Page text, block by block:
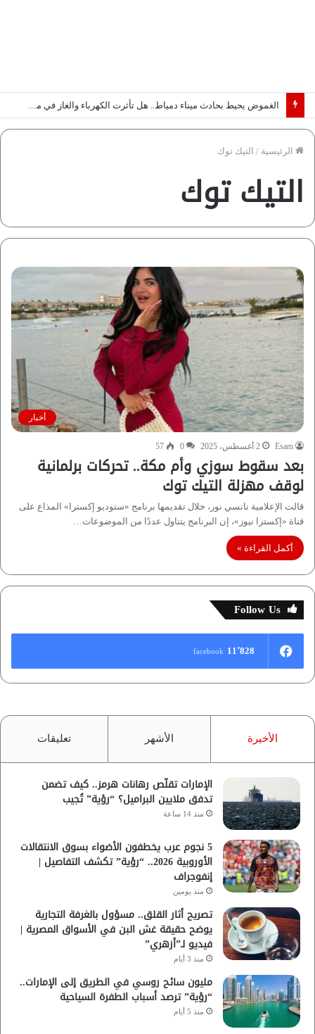
الغموض يحيط بحادث ميناء دمياط.. هل تأثرت الكهرباء والغاز في مصر؟ | فيديو لـ”ماعت جروب”
الرئيسية / التيك توك
التيك توك
أخبار
Esam 2 أغسطس، 2025 0
57
بعد سقوط سوزي وأم مكة.. تحركات برلمانية
لوقف مهزلة التيك توك
قالت الإعلامية نانسي نور، خلال تقديمها برنامج «ستوديو إكسترا» المذاع على
قناة «إكسترا نيوز»، إن البرنامج يتناول عددًا من الموضوعات…
أكمل القراءة »
Follow Us
11٬828 facebook
الأخيرة الأشهر تعليقات
الإمارات تقلّص رهانات هرمز.. كيف تضمن
تدفق ملايين البراميل؟ “رؤية” تُجيب
منذ 14 ساعة
5 نجوم عرب يخطفون الأضواء بسوق الانتقالات
الأوروبية 2026.. “رؤية” تكشف التفاصيل |
إنفوجراف
منذ يومين
تصريح أثار القلق.. مسؤول بالغرفة التجارية
يوضح حقيقة غش البن في الأسواق المصرية |
فيديو لـ”أزهري”
منذ 3 أيام
مليون سائح روسي في الطريق إلى الإمارات..
“رؤية” ترصد أسباب الطفرة السياحية
منذ 5 أيام